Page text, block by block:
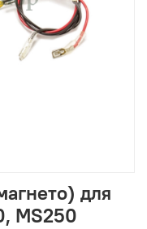
для
MS250